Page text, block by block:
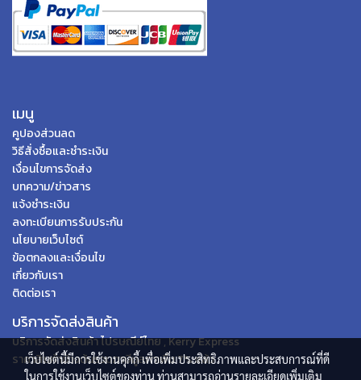
เมนู
คูปองส่วนลด
วิธีสั่งซื้อและชำระเงิน
เงื่อนไขการจัดส่ง
บทความ/ข่าวสาร
แจ้งชำระเงิน
ลงทะเบียนการรับประกัน
นโยบายเว็บไซต์
ข้อตกลงและเงื่อนไข
เกี่ยวกับเรา
ติดต่อเรา
บริการจัดส่งสินค้า
บริการจัดส่งสินค้า ไปรษณีย์ไทย , Kerry Express
ราคาสินค้าข้างต้นรวมภาษีมูลค่าเพิ่ม 7% แล้ว
เว็บไซต์นี้มีการใช้งานคุกกี้ เพื่อเพิ่มประสิทธิภาพและประสบการณ์ที่ดี
ในการใช้งานเว็บไซต์ของท่าน ท่านสามารถอ่านรายละเอียดเพิ่มเติม